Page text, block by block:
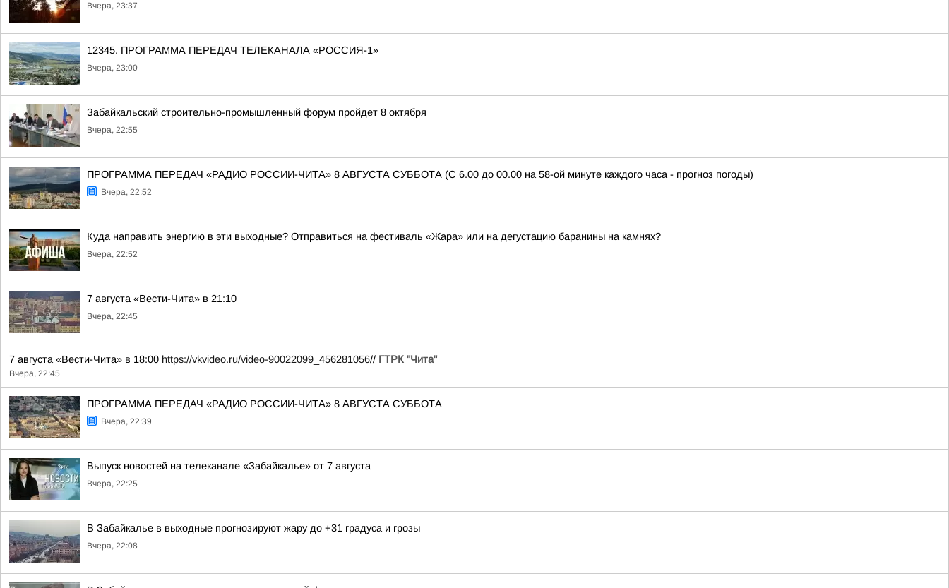
Вчера, 23:37
12345. ПРОГРАММА ПЕРЕДАЧ ТЕЛЕКАНАЛА «РОССИЯ-1»
Вчера, 23:00
Забайкальский строительно-промышленный форум пройдет 8 октября
Вчера, 22:55
ПРОГРАММА ПЕРЕДАЧ «РАДИО РОССИИ-ЧИТА» 8 АВГУСТА СУББОТА (С 6.00 до 00.00 на 58-ой минуте каждого часа - прогноз погоды)
Вчера, 22:52
Куда направить энергию в эти выходные? Отправиться на фестиваль «Жара» или на дегустацию баранины на камнях?
Вчера, 22:52
7 августа «Вести-Чита» в 21:10
Вчера, 22:45
7 августа «Вести-Чита» в 18:00 https://vkvideo.ru/video-90022099_456281056// ГТРК "Чита"
Вчера, 22:45
ПРОГРАММА ПЕРЕДАЧ «РАДИО РОССИИ-ЧИТА» 8 АВГУСТА СУББОТА
Вчера, 22:39
Выпуск новостей на телеканале «Забайкалье» от 7 августа
Вчера, 22:25
В Забайкалье в выходные прогнозируют жару до +31 градуса и грозы
Вчера, 22:08